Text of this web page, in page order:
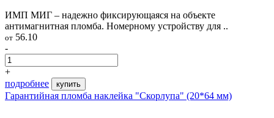
ИМП МИГ – надежно фиксирующаяся на объекте
антимагнитная пломба. Номерному устройству для ..
от 56.10
-
+
подробнее
купить
Гарантийная пломба наклейка "Скорлупа" (20*64 мм)